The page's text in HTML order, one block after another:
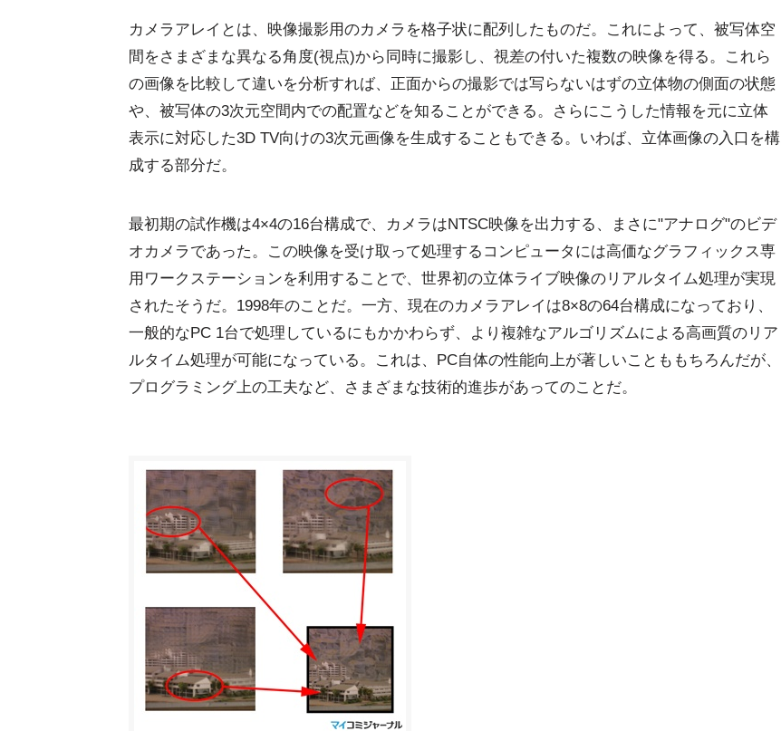
カメラアレイとは、映像撮影用のカメラを格子状に配列したものだ。これによって、被写体空
間をさまざまな異なる角度(視点)から同時に撮影し、視差の付いた複数の映像を得る。これら
の画像を比較して違いを分析すれば、正面からの撮影では写らないはずの立体物の側面の状態
や、被写体の3次元空間内での配置などを知ることができる。さらにこうした情報を元に立体
表示に対応した3D TV向けの3次元画像を生成することもできる。いわば、立体画像の入口を構
成する部分だ。
最初期の試作機は4×4の16台構成で、カメラはNTSC映像を出力する、まさに"アナログ"のビデ
オカメラであった。この映像を受け取って処理するコンピュータには高価なグラフィックス専
用ワークステーションを利用することで、世界初の立体ライブ映像のリアルタイム処理が実現
されたそうだ。1998年のことだ。一方、現在のカメラアレイは8×8の64台構成になっており、
一般的なPC 1台で処理しているにもかかわらず、より複雑なアルゴリズムによる高画質のリア
ルタイム処理が可能になっている。これは、PC自体の性能向上が著しいことももちろんだが、
プログラミング上の工夫など、さまざまな技術的進歩があってのことだ。